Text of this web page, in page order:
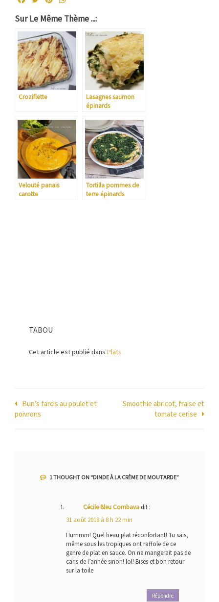
Sur Le Même Thème ...:
Croziflette
Lasagnes saumon
épinards
Velouté panais
carotte
Tortilla pommes de
terre épinards
TABOU
Cet article est publié dans Plats
Navigation
de
Bun’s farcis au poulet et
poivrons
Smoothie abricot, fraise et
tomate cerise
1 THOUGHT ON “DINDE À LA CRÈME DE MOUTARDE”
Cécile Bleu Combava dit :
31 août 2018 à 8 h 22 min
Hummm! Quel beau plat réconfortant! Tu sais,
même sous les tropiques ont raffole de ce
genre de plat en sauce. On ne mangerait pas de
caris de l’année sinon! lol! Bises et bon retour
sur la toile
Répondre